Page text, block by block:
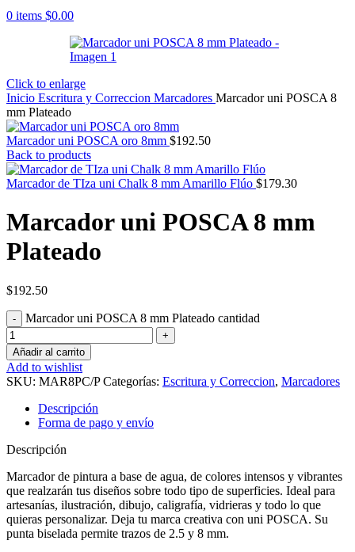
0 items $0.00
Click to enlarge
Inicio Escritura y Correccion Marcadores Marcador uni POSCA 8
mm Plateado
Marcador uni POSCA oro 8mm $192.50
Back to products
Marcador de TIza uni Chalk 8 mm Amarillo Flúo $179.30
Marcador uni POSCA 8 mm
Plateado
$192.50
Marcador uni POSCA 8 mm Plateado cantidad
Añadir al carrito
Add to wishlist
SKU: MAR8PC/PCategorías: Escritura y Correccion, Marcadores
Descripción
Forma de pago y envío
Descripción
Marcador de pintura a base de agua, de colores intensos y vibrantes
que realzarán tus diseños sobre todo tipo de superficies. Ideal para
artesanías, ilustración, dibujo, caligrafía, vidrieras y todo lo que
quieras personalizar. Deja tu marca creativa con uni POSCA. Su
punta biselada permite trazos de 2.5 y 8 mm.